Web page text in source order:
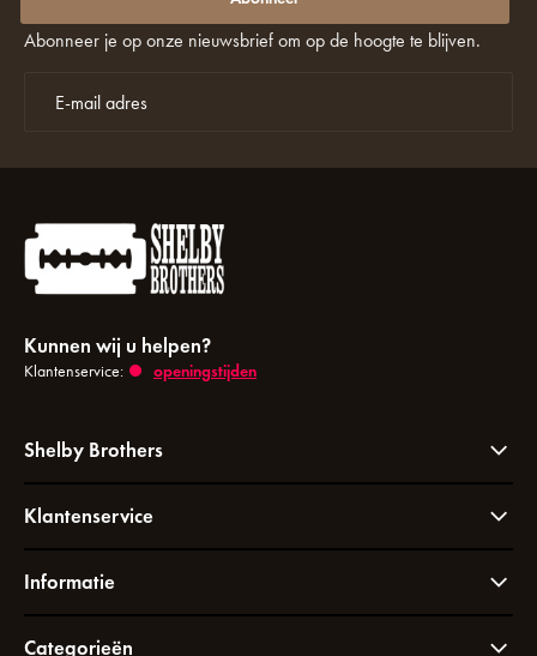
Abonneer je op onze nieuwsbrief om op de hoogte te blijven.
Kunnen wij u helpen?
Klantenservice: openingstijden
Shelby Brothers
Klantenservice
Informatie
Categorieën